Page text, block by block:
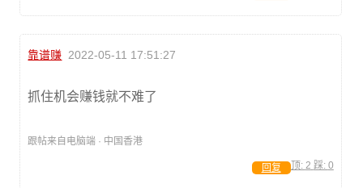
靠谱赚 2022-05-11 17:51:27
抓住机会赚钱就不难了
跟帖来自电脑端 · 中国香港
顶: 2 踩: 0
回复